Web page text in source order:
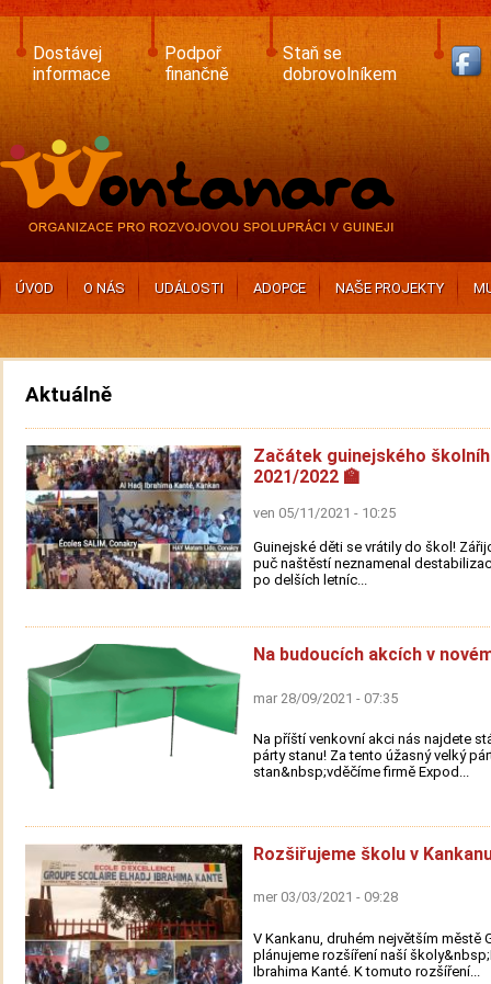
Skip
main
content
Dostávej
informace
Podpoř
finančně
Staň se
dobrovolníkem
ÚVOD O NÁS UDÁLOSTI ADOPCE NAŠE PROJEKTY
Aktuálně
Začátek guinejského
2021/2022 🏫
ven 05/11/2021 - 10:25
Guinejské děti se vrátily do škol!
puč naštěstí neznamenal
po delších letníc...
Na budoucích akcích v
mar 28/09/2021 - 07:35
Na příští venkovní akci nás najdete
párty stanu! Za tento úžasný velký
stan&nbsp;vděčíme firmě Expod...
Rozšiřujeme školu v
mer 03/03/2021 - 09:28
V Kankanu, druhém největším městě
plánujeme rozšíření naší
Ibrahima Kanté. K tomuto rozšíření...